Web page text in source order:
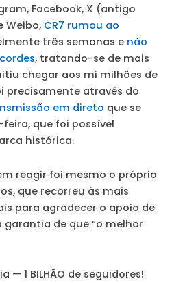
Facebook, X (antigo
Weibo, CR7 rumou ao
três semanas e não
, tratando-se de mais
chegar aos mi milhões de
precisamente através do
em direto que se
que foi possível
histórica.
reagir foi mesmo o próprio
que recorreu às mais
para agradecer o apoio de
garantia de que “o melhor
— 1 BILHÃO de seguidores!